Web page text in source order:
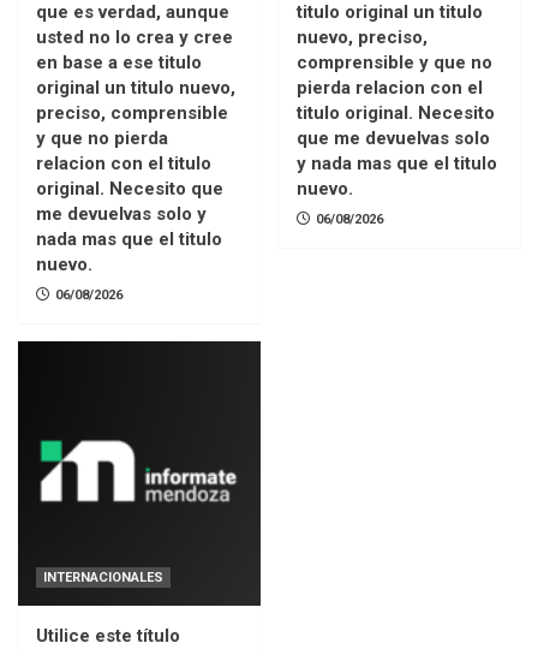
que es verdad, aunque
usted no lo crea y cree
en base a ese titulo
original un titulo nuevo,
preciso, comprensible
y que no pierda
relacion con el titulo
original. Necesito que
me devuelvas solo y
nada mas que el titulo
nuevo.
06/08/2026
titulo original un titulo
nuevo, preciso,
comprensible y que no
pierda relacion con el
titulo original. Necesito
que me devuelvas solo
y nada mas que el titulo
nuevo.
06/08/2026
INTERNACIONALES
Utilice este título